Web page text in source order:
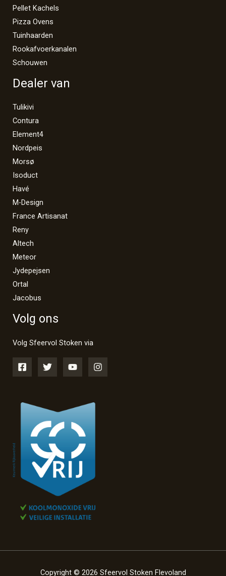
Pellet Kachels
Pizza Ovens
Tuinhaarden
Rookafvoerkanalen
Schouwen
Dealer van
Tulikivi
Contura
Element4
Nordpeis
Morsø
Isoduct
Havé
M-Design
France Artisanat
Reny
Altech
Meteor
Jydepejsen
Ortal
Jacobus
Volg ons
Volg Sfeervol Stoken via
Copyright © 2026 Sfeervol Stoken Flevoland